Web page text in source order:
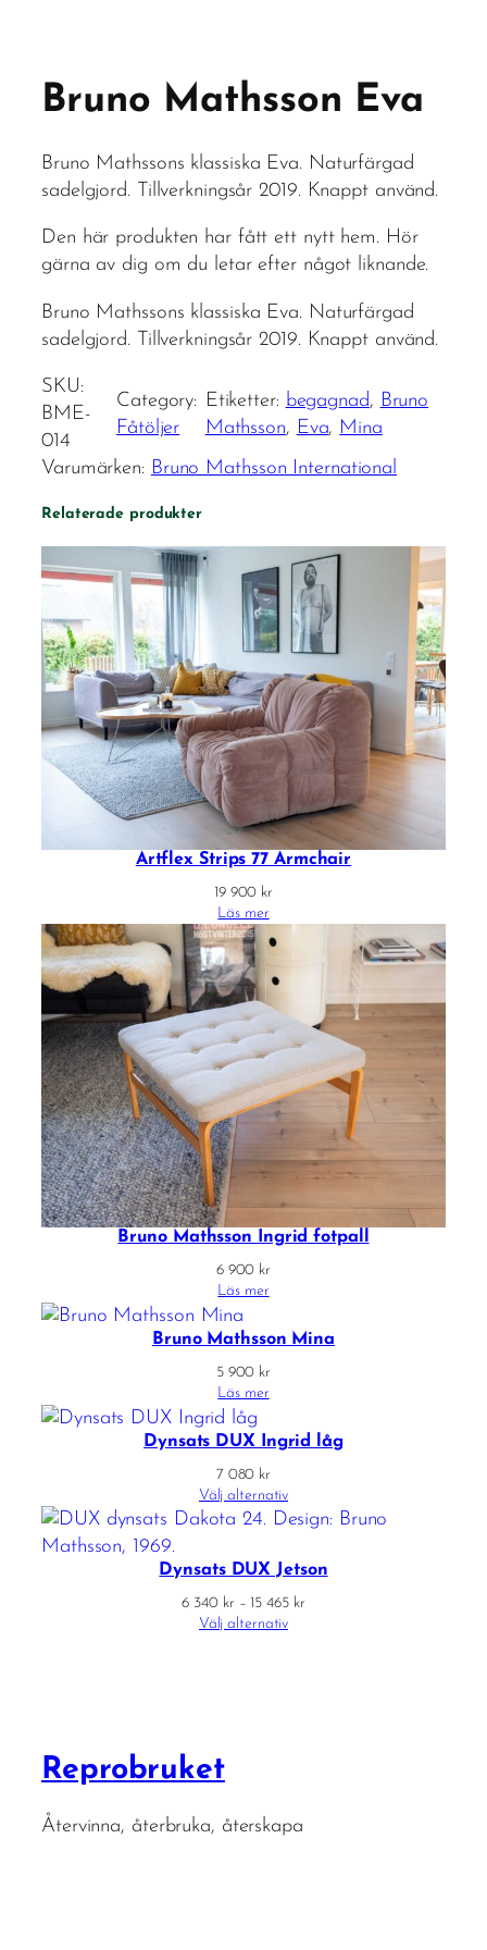
Bruno Mathsson Eva
Bruno Mathssons klassiska Eva. Naturfärgad
sadelgjord. Tillverkningsår 2019. Knappt använd.
Den här produkten har fått ett nytt hem. Hör
gärna av dig om du letar efter något liknande.
Bruno Mathssons klassiska Eva. Naturfärgad
sadelgjord. Tillverkningsår 2019. Knappt använd.
SKU:
BME-
014
Category:
Fåtöljer
Etiketter: begagnad, Bruno
Mathsson, Eva, Mina
Varumärken: Bruno Mathsson International
Relaterade produkter
Artflex Strips 77 Armchair
19 900 kr
Läs mer
Bruno Mathsson Ingrid fotpall
6 900 kr
Läs mer
Bruno Mathsson Mina
5 900 kr
Läs mer
Dynsats DUX Ingrid låg
7 080 kr
Välj alternativ
Dynsats DUX Jetson
6 340 kr – 15 465 krPrisintervall:
Välj alternativ
Reprobruket
Återvinna, återbruka, återskapa